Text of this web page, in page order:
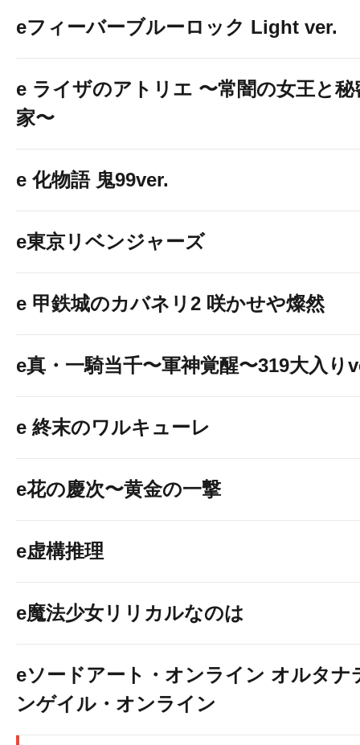
eフィーバーブルーロック Light ver.
e ライザのアトリエ 〜常闇の女王と秘
家〜
e 化物語 鬼99ver.
e東京リベンジャーズ
e 甲鉄城のカバネリ2 咲かせや燦然
e真・一騎当千〜軍神覚醒〜319大入り
e 終末のワルキューレ
e花の慶次〜黄金の一撃
e虚構推理
e魔法少女リリカルなのは
eソードアート・オンライン オルタナ
ンゲイル・オンライン